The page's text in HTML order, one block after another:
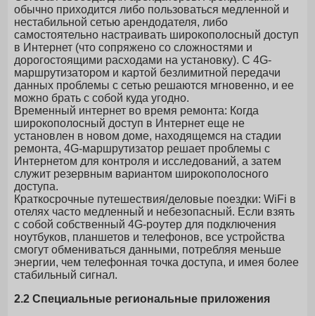
обычно приходится либо пользоваться медленной и
нестабильной сетью арендодателя, либо
самостоятельно настраивать широкополосный доступ
в Интернет (что сопряжено со сложностями и
дорогостоящими расходами на установку). С 4G-
маршрутизатором и картой безлимитной передачи
данных проблемы с сетью решаются мгновенно, и ее
можно брать с собой куда угодно.
Временный интернет во время ремонта: Когда
широкополосный доступ в Интернет еще не
установлен в новом доме, находящемся на стадии
ремонта, 4G-маршрутизатор решает проблемы с
Интернетом для контроля и исследований, а затем
служит резервным вариантом широкополосного
доступа.
Краткосрочные путешествия/деловые поездки: WiFi в
отелях часто медленный и небезопасный. Если взять
с собой собственный 4G-роутер для подключения
ноутбуков, планшетов и телефонов, все устройства
смогут обмениваться данными, потребляя меньше
энергии, чем телефонная точка доступа, и имея более
стабильный сигнал.
2.2 Специальные региональные приложения